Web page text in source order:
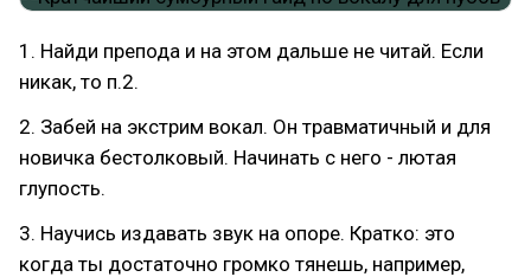
1. Найди препода и на этом дальше не читай. Если
никак, то п.2.
2. Забей на экстрим вокал. Он травматичный и для
новичка бестолковый. Начинать с него - лютая
глупость.
3. Научись издавать звук на опоре. Кратко: это
когда ты достаточно громко тянешь, например,